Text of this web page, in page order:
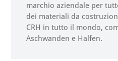
marchio aziendale per
dei materiali da
CRH in tutto il mondo,
Aschwanden e Halfen.